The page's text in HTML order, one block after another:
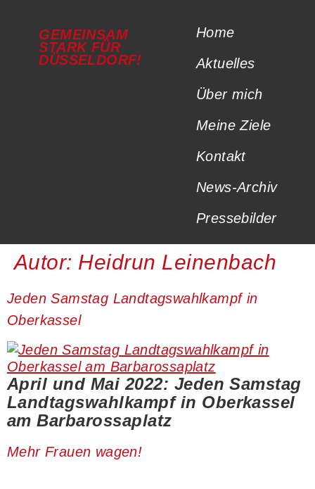
GEMEINSAM
STARK FÜR
DÜSSELDORF!
Home
Aktuelles
Über mich
Meine Ziele
Kontakt
News-Archiv
Pressebilder
Autor: Heidrun Leinenbach
Jeden Samstag Landtagswahlkampf in
Oberkassel
April und Mai 2022: Jeden Samstag
Landtagswahlkampf in Oberkassel
am Barbarossaplatz
Mehr Frauen wagen!